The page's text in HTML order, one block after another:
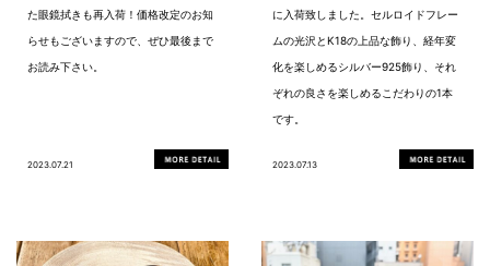
た眼鏡拭きも再入荷！価格改定のお知
らせもございますので、ぜひ最後まで
お読み下さい。
2023.07.21
に入荷致しました。セルロイドフレー
ムの光沢とK18の上品な飾り、経年変
化を楽しめるシルバー925飾り、それ
ぞれの良さを楽しめるこだわりの1本
です。
2023.07.13